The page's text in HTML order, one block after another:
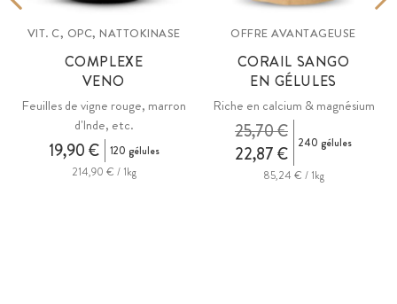
VIT. C, OPC, NATTOKINASE
COMPLEXE
VENO
Feuilles de vigne rouge, marron
d'Inde, etc.
19,90 €
120 gélules
214,90 € / 1kg
OFFRE AVANTAGEUSE
CORAIL SANGO
EN GÉLULES
Riche en calcium & magnésium
22,87 €
25,70 € 240 gélules
85,24 € / 1kg